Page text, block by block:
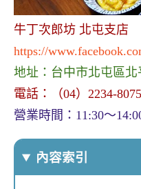
牛丁次郎坊 北屯支店
https://
地址： 台中市北屯區
電話：（04）2234-8075
營業時間： 11:30～
內容索引